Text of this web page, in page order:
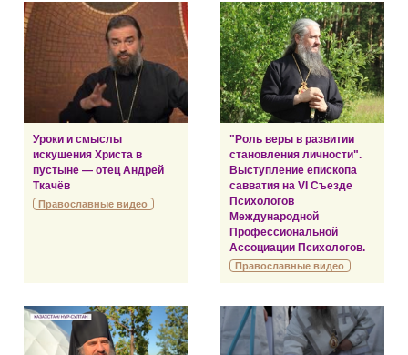
Уроки и смыслы
искушения Христа в
пустыне — отец Андрей
Ткачёв
Православные видео
"Роль веры в развитии
становления личности".
Выступление епископа
савватия на VI Съезде
Психологов
Международной
Профессиональной
Ассоциации Психологов.
Православные видео